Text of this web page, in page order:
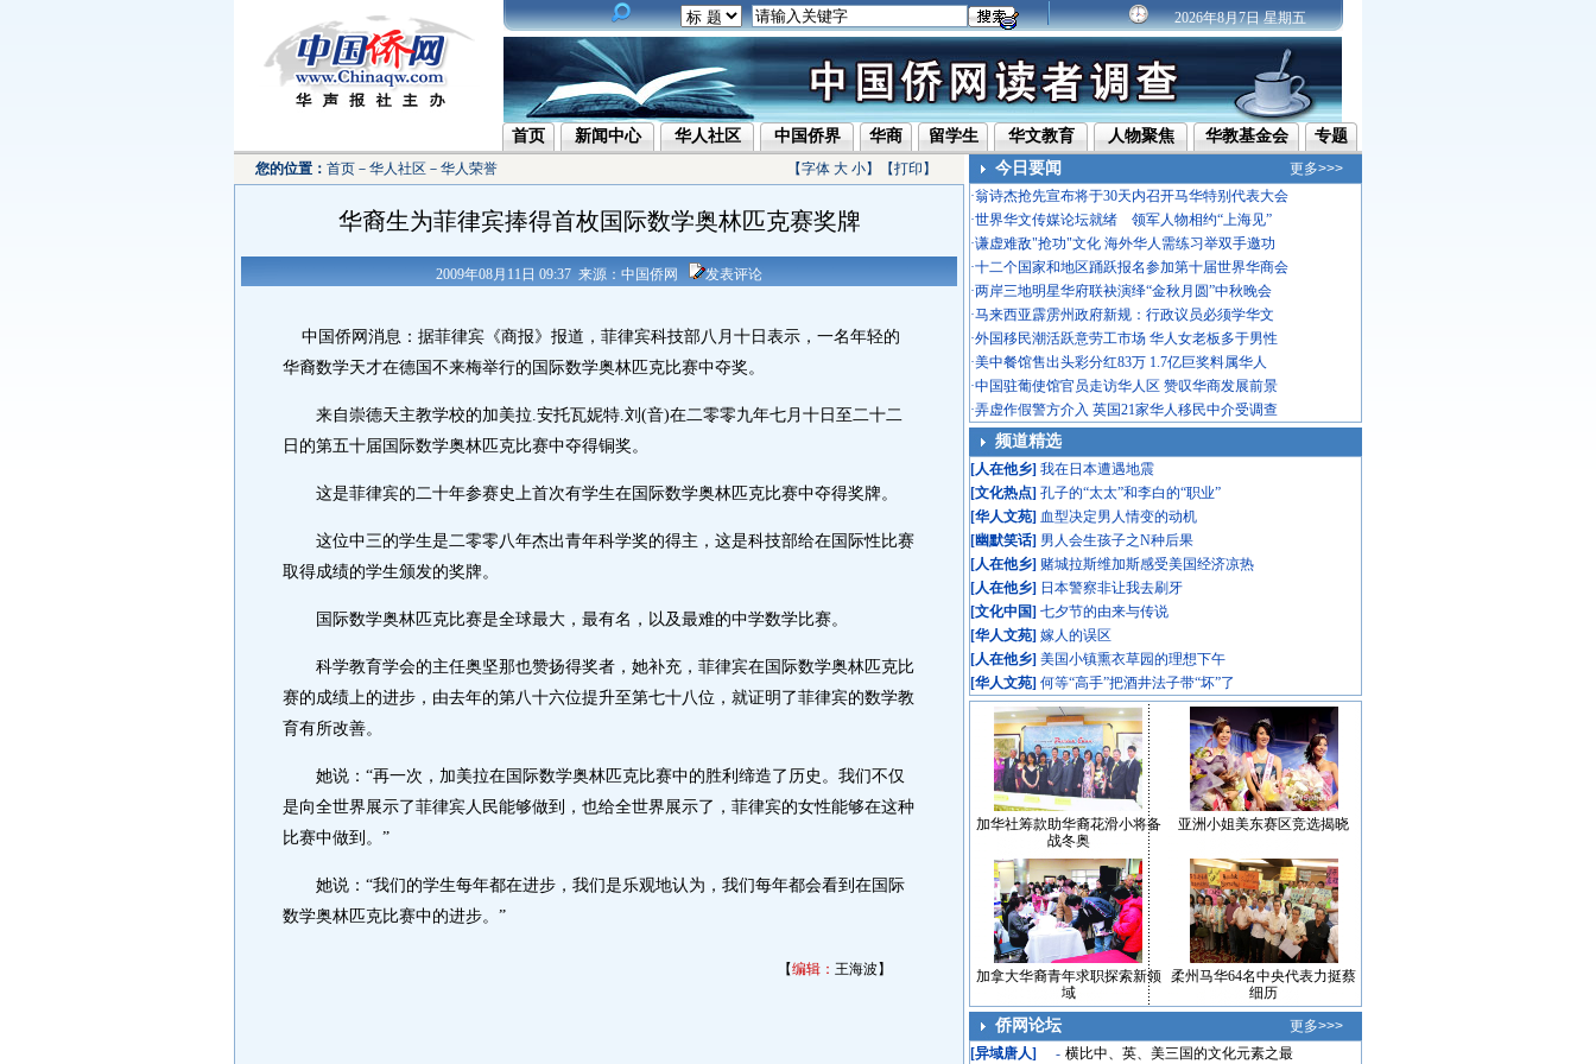
2026年8月7日 星期五
首页 新闻中心 华人社区 中国侨界 华商 留学生 华文教育 人物聚焦 华教基金会 专题
您的位置： 首页 － 华人社区 － 华人荣誉 【字体 大 小】【打印 】
华裔生为菲律宾捧得首枚国际数学奥林匹克赛奖牌
2009年08月11日 09:37 来源：中国侨网 发表评论
中国侨网消息：据菲律宾《商报》报道，菲律宾科技部八月十日表示，一名年轻的
华裔数学天才在德国不来梅举行的国际数学奥林匹克比赛中夺奖。
来自崇德天主教学校的加美拉.安托瓦妮特.刘(音)在二零零九年七月十日至二十二
日的第五十届国际数学奥林匹克比赛中夺得铜奖。
这是菲律宾的二十年参赛史上首次有学生在国际数学奥林匹克比赛中夺得奖牌。
这位中三的学生是二零零八年杰出青年科学奖的得主，这是科技部给在国际性比赛
取得成绩的学生颁发的奖牌。
国际数学奥林匹克比赛是全球最大，最有名，以及最难的中学数学比赛。
科学教育学会的主任奥坚那也赞扬得奖者，她补充，菲律宾在国际数学奥林匹克比
赛的成绩上的进步，由去年的第八十六位提升至第七十八位，就证明了菲律宾的数学教
育有所改善。
她说：“再一次，加美拉在国际数学奥林匹克比赛中的胜利缔造了历史。我们不仅
是向全世界展示了菲律宾人民能够做到，也给全世界展示了，菲律宾的女性能够在这种
比赛中做到。”
她说：“我们的学生每年都在进步，我们是乐观地认为，我们每年都会看到在国际
数学奥林匹克比赛中的进步。”
【编辑： 王海波】
今日要闻
更多>>>
·翁诗杰抢先宣布将于30天内召开马华特别代表大会
·世界华文传媒论坛就绪 领军人物相约“上海见”
·谦虚难敌"抢功"文化 海外华人需练习举双手邀功
·十二个国家和地区踊跃报名参加第十届世界华商会
·两岸三地明星华府联袂演绎“金秋月圆”中秋晚会
·马来西亚霹雳州政府新规：行政议员必须学华文
·外国移民潮活跃意劳工市场 华人女老板多于男性
·美中餐馆售出头彩分红83万 1.7亿巨奖料属华人
·中国驻葡使馆官员走访华人区 赞叹华商发展前景
·弄虚作假警方介入 英国21家华人移民中介受调查
频道精选
[人在他乡] 我在日本遭遇地震
[文化热点] 孔子的“太太”和李白的“职业”
[华人文苑] 血型决定男人情变的动机
[幽默笑话] 男人会生孩子之N种后果
[人在他乡] 赌城拉斯维加斯感受美国经济凉热
[人在他乡] 日本警察非让我去刷牙
[文化中国] 七夕节的由来与传说
[华人文苑] 嫁人的误区
[人在他乡] 美国小镇熏衣草园的理想下午
[华人文苑] 何等“高手”把酒井法子带“坏”了
加华社筹款助华裔花滑小将备
战冬奥
亚洲小姐美东赛区竞选揭晓
加拿大华裔青年求职探索新领
域
柔州马华64名中央代表力挺蔡
细历
侨网论坛
更多>>>
[异域唐人] - 横比中、英、美三国的文化元素之最